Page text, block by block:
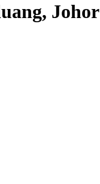
Johor